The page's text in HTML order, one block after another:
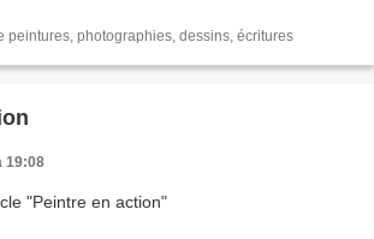
peintures, photographies, dessins, écritures
19:08